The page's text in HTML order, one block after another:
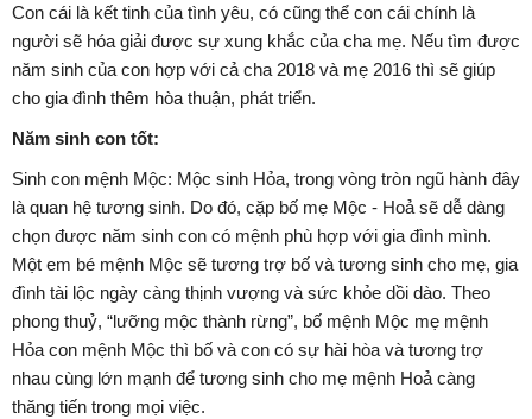
Con cái là kết tinh của tình yêu, có cũng thể con cái chính là
người sẽ hóa giải được sự xung khắc của cha mẹ. Nếu tìm được
năm sinh của con hợp với cả cha 2018 và mẹ 2016 thì sẽ giúp
cho gia đình thêm hòa thuận, phát triển.
Năm sinh con tốt:
Sinh con mệnh Mộc: Mộc sinh Hỏa, trong vòng tròn ngũ hành đây
là quan hệ tương sinh. Do đó, cặp bố mẹ Mộc - Hoả sẽ dễ dàng
chọn được năm sinh con có mệnh phù hợp với gia đình mình.
Một em bé mệnh Mộc sẽ tương trợ bố và tương sinh cho mẹ, gia
đình tài lộc ngày càng thịnh vượng và sức khỏe dồi dào. Theo
phong thuỷ, “lưỡng mộc thành rừng”, bố mệnh Mộc mẹ mệnh
Hỏa con mệnh Mộc thì bố và con có sự hài hòa và tương trợ
nhau cùng lớn mạnh để tương sinh cho mẹ mệnh Hoả càng
thăng tiến trong mọi việc.